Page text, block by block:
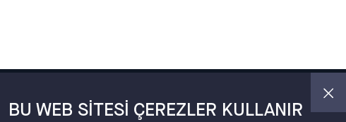
BU WEB SITESI ÇEREZLER KULLANIR